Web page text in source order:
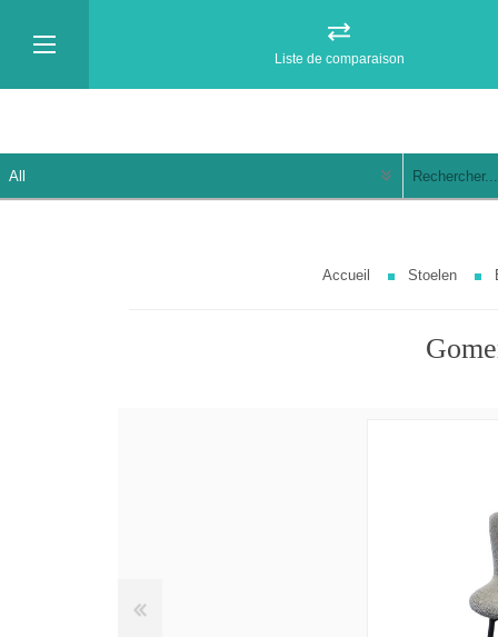
Liste de comparaison
Accueil Stoelen